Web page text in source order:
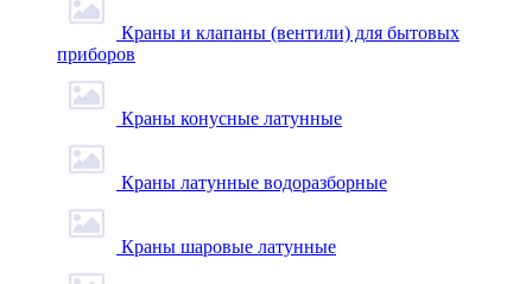
Краны и клапаны (вентили) для бытовых
приборов
Краны конусные латунные
Краны латунные водоразборные
Краны шаровые латунные